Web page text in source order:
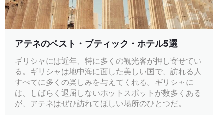
アテネのベスト・ブティック・ホテル5選
ギリシャには近年、特に多くの観光客が押し寄せてい
る。ギリシャは地中海に面した美しい国で、訪れる人
すべてに多くの楽しみを与えてくれる。ギリシャに
は、しばらく退屈しないホットスポットが数多くある
が、アテネはぜひ訪れてほしい場所のひとつだ。